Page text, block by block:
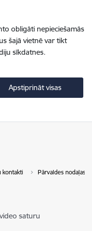
obligāti nepieciešamās
šajā vietnē var tikt
sīkdatnes.
Apstiprināt visas
kontakti Pārvaldes nodaļas
saturu